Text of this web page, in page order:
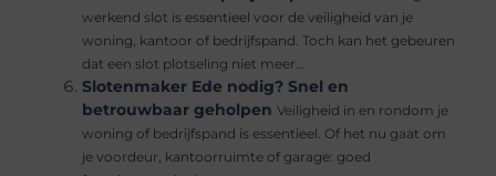
werkend slot is essentieel voor de veiligheid van je
woning, kantoor of bedrijfspand. Toch kan het gebeuren
dat een slot plotseling niet meer...
Slotenmaker Ede nodig? Snel en
betrouwbaar geholpen Veiligheid in en rondom je
woning of bedrijfspand is essentieel. Of het nu gaat om
je voordeur, kantoorruimte of garage: goed